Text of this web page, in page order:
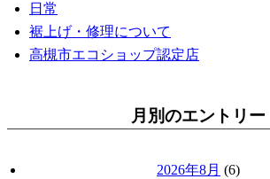
日常
裾上げ・修理について
高槻市エコショップ認定店
月別のエントリー
2026年8月 (6)